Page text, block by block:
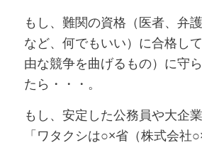
もし、難関の資格（医者、弁
など、何でもいい）に合格し
由な競争を曲げるもの）に守
たら・・・。
もし、安定した公務員や大企
「ワタクシは○×省（株式会社